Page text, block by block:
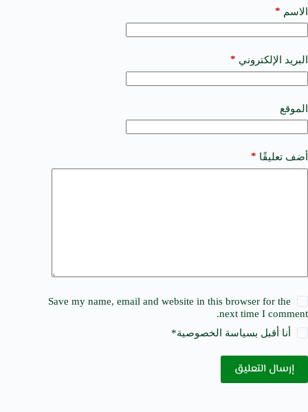
الاسم *
البريد الإلكتروني *
الموقع
أضف تعليقًا *
Save my name, email and website in this browser for the
next time I comment.
أنا أقبل بسياسة الخصوصية*
إرسال التعليق
t
e
a
t
i
e
: